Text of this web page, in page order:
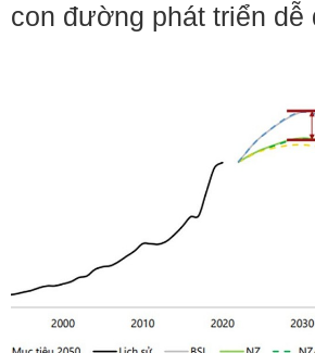
con đường phát triển dễ